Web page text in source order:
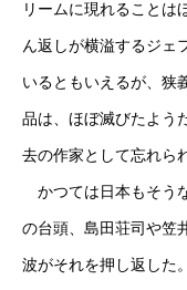
リームに現れることは
ん返しが横溢するジェ
いるともいえるが、狭
品は、ほぼ滅びたよう
去の作家として忘れら
かつては日本もそう
の台頭、島田荘司や笠
波がそれを押し返した